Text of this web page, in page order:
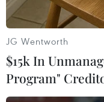
JG Wentworth
$15k In
Program"